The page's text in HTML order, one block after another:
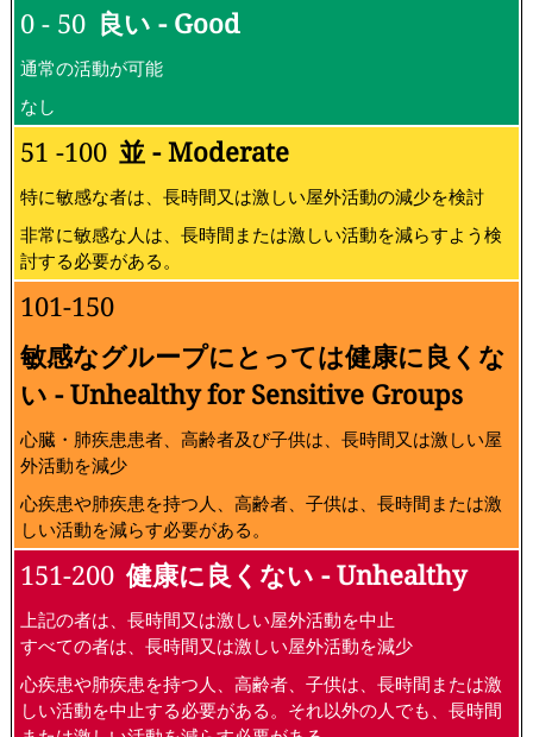
0 - 50 良い - Good
通常の活動が可能
なし
51 -100 並 - Moderate
特に敏感な者は、長時間又は激しい屋外活動の減少を検討
非常に敏感な人は、長時間または激しい活動を減らすよう検
討する必要がある。
101-150
敏感なグループにとっては健康に良くな
い - Unhealthy for Sensitive Groups
心臓・肺疾患患者、高齢者及び子供は、長時間又は激しい屋
外活動を減少
心疾患や肺疾患を持つ人、高齢者、子供は、長時間または激
しい活動を減らす必要がある。
151-200 健康に良くない - Unhealthy
上記の者は、長時間又は激しい屋外活動を中止
すべての者は、長時間又は激しい屋外活動を減少
心疾患や肺疾患を持つ人、高齢者、子供は、長時間または激
しい活動を中止する必要がある。それ以外の人でも、長時間